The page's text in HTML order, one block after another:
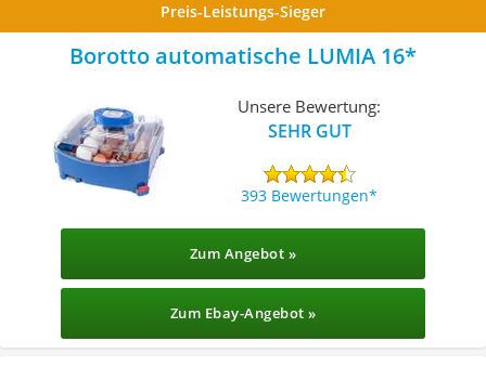
Preis-Leistungs-Sieger
Borotto automatische LUMIA 16
Unsere Bewertung:
SEHR GUT
393 Bewertungen
Zum Angebot »
Zum Ebay-Angebot »